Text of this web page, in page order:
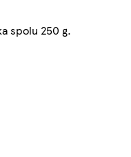
spolu 250 g.